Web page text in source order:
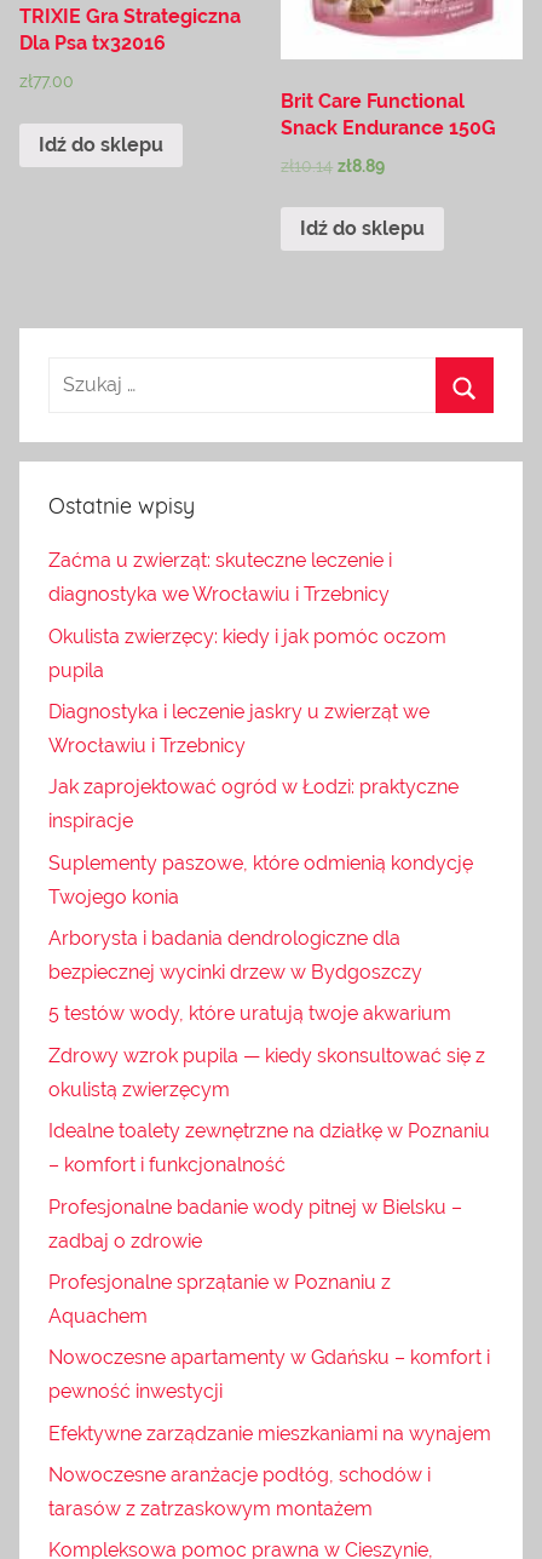
TRIXIE Gra Strategiczna
Dla Psa tx32016
zł77.00
Idź do sklepu
Brit Care Functional
Snack Endurance 150G
zł10.14 zł8.89
Idź do sklepu
Ostatnie wpisy
Zaćma u zwierząt: skuteczne leczenie i
diagnostyka we Wrocławiu i Trzebnicy
Okulista zwierzęcy: kiedy i jak pomóc oczom
pupila
Diagnostyka i leczenie jaskry u zwierząt we
Wrocławiu i Trzebnicy
Jak zaprojektować ogród w Łodzi: praktyczne
inspiracje
Suplementy paszowe, które odmienią kondycję
Twojego konia
Arborysta i badania dendrologiczne dla
bezpiecznej wycinki drzew w Bydgoszczy
5 testów wody, które uratują twoje akwarium
Zdrowy wzrok pupila — kiedy skonsultować się z
okulistą zwierzęcym
Idealne toalety zewnętrzne na działkę w Poznaniu
– komfort i funkcjonalność
Profesjonalne badanie wody pitnej w Bielsku –
zadbaj o zdrowie
Profesjonalne sprzątanie w Poznaniu z
Aquachem
Nowoczesne apartamenty w Gdańsku – komfort i
pewność inwestycji
Efektywne zarządzanie mieszkaniami na wynajem
Nowoczesne aranżacje podłóg, schodów i
tarasów z zatrzaskowym montażem
Kompleksowa pomoc prawna w Cieszynie,